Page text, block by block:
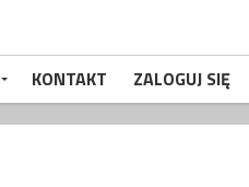
KONTAKT ZALOGUJ SIĘ